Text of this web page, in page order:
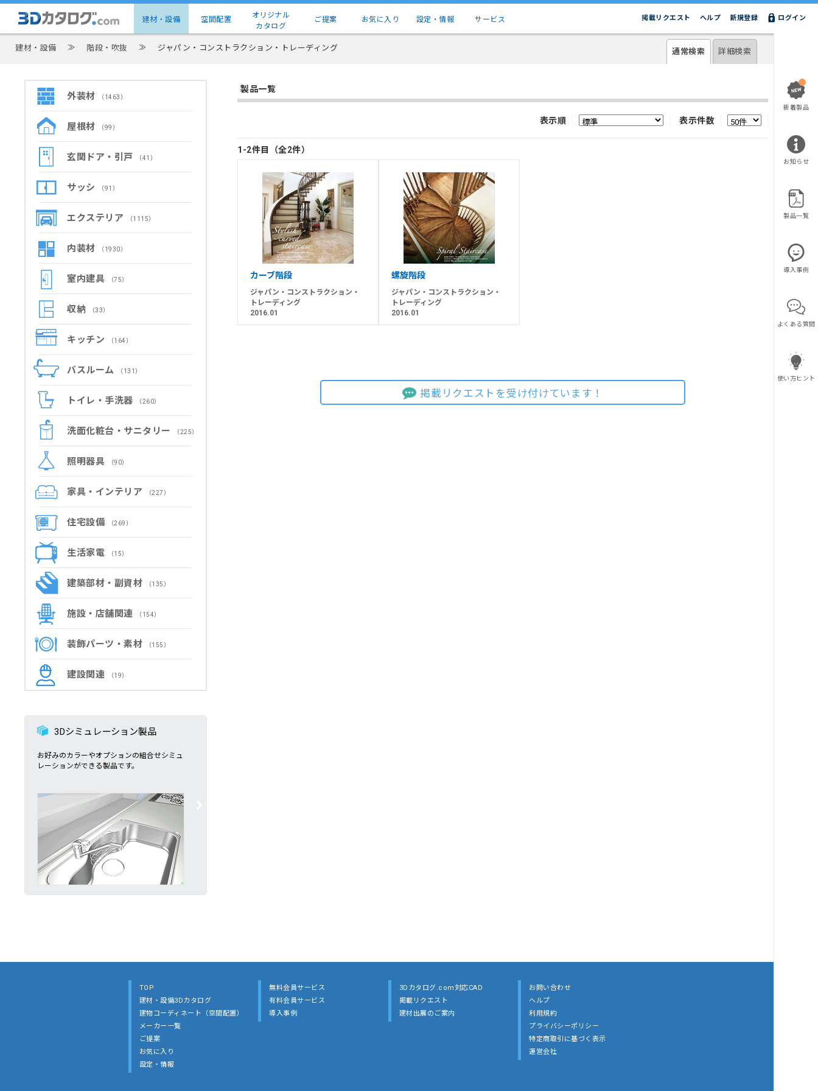
建材・設備 空間配置
オリジナル
カタログ
ご提案 お気に入り 設定・情報 サービス ログイン
新規登録
ヘルプ
掲載リクエスト
建材・設備 ≫ 階段・吹抜 ≫ ジャパン・コンストラクション・トレーディング 通常検索 詳細検索
外装材 （1463）
屋根材 （99）
玄関ドア・引戸 （41）
サッシ （91）
エクステリア （1115）
内装材 （1930）
室内建具 （75）
収納 （33）
キッチン （164）
バスルーム （131）
トイレ・手洗器 （260）
洗面化粧台・サニタリー （225）
照明器具 （90）
家具・インテリア （227）
住宅設備 （269）
生活家電 （15）
建築部材・副資材 （135）
施設・店舗関連 （154）
装飾パーツ・素材 （155）
建設関連 （19）
3Dシミュレーション製品
お好みのカラーやオプションの組合せシミュ
レーションができる製品です。
製品一覧
表示順 表示件数
1-2件目（全2件）
カーブ階段
ジャパン・コンストラクション・
トレーディング
2016.01
螺旋階段
ジャパン・コンストラクション・
トレーディング
2016.01
掲載リクエストを受け付けています！
新着製品
お知らせ
製品一覧
導入事例
よくある質問
使い方ヒント
TOP
建材・設備3Dカタログ
建物コーディネート（空間配置）
メーカー一覧
ご提案
お気に入り
設定・情報
無料会員サービス
有料会員サービス
導入事例
3Dカタログ.com対応CAD
掲載リクエスト
建材出展のご案内
お問い合わせ
ヘルプ
利用規約
プライバシーポリシー
特定商取引に基づく表示
運営会社